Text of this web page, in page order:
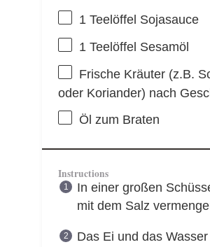
1 Teelöffel Sojasauce
1 Teelöffel Sesamöl
Frische Kräuter (z.B.
oder Koriander) nach
Öl zum Braten
Instructions
In einer großen
mit dem Salz
Das Ei und das